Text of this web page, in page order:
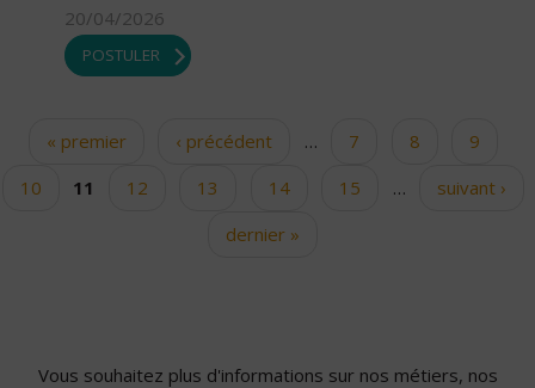
20/04/2026
POSTULER
Pages« premier ‹ précédent … 7 8
9
10
11 12 13 14 15 …
suivant ›
dernier »
Vous souhaitez plus d'informations sur nos métiers, nos